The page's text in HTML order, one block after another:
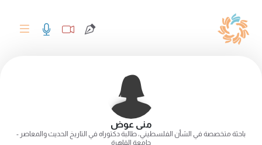
منى عوض
باحثة متخصصة في الشأن الفلسطيني، طالبة دكتوراه في التاريخ الحديث والمعاصر -
جامعة القاهرة